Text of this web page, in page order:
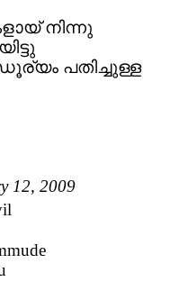
നിന്നു
പതിച്ചുള്ള
12, 2009